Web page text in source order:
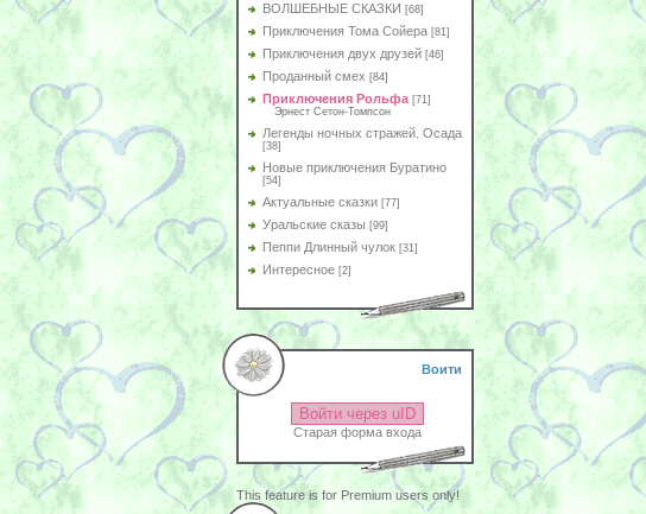
ВОЛШЕБНЫЕ СКАЗКИ [68]
Приключения Тома Сойера [81]
Приключения двух друзей [46]
Проданный смех [84]
Приключения Рольфа [71]
Эрнест Сетон-Томпсон
Легенды ночных стражей. Осада
[38]
Новые приключения Буратино
[54]
Актуальные сказки [77]
Уральские сказы [99]
Пеппи Длинный чулок [31]
Интересное [2]
Воити
Войти через uID
Старая форма входа
This feature is for Premium users only!